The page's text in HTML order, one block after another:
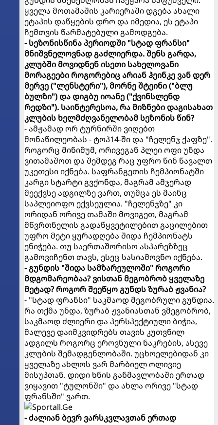
ყველა მოთამაშის კარიერაში დგება ახალი
ეტაპის დაწყების დრო და იმედია, ეს ეტაპი
ჩემთვის წარმატებული გამოდგება.
- სეზონისწინა პერიოდში "სტად ფრანსი"
მნიშვნელოვნად გაძლიერდა. შენს გარდა,
კლუბში მოვიდნენ ისეთი სახელოვანი
მორაგეები როგორებიც არიან ჰეინკე ვან დერ
მერვე ("ლენსტერი"), მორნე შტეინი ("ბლუ
ბულზი") და დიგბუ იოანე ("ქვინსლენდ
რედზი"). საინტერესოა, რა მიზნები დაგისახათ
კლუბის ხელმძღვანელობამ სეზონის წინ?
- ამჟამად ორ ტურნირში ვიღებთ
მონაწილეობას - ტოპ14-ში და "ჩელენჯ ქაფზე".
როგორც მინიმუმ, ორივეგან პლეი ოფი უნდა
ვითამაშოთ და შემდეგ რაც უფრო წინ წავალთ
უკეთესი იქნება. საფრანგეთის ჩემპიონატში
კარგი სტარტი გვქონდა, მაგრამ ამჯერად
მეექვსე ადგილზე ვართ, თუმცა ეს მაინც
საპლეიოფო ექვსეულია. "ჩელენჯზე" კი
ორიდან ორივე თამაში მოვიგეთ, მაგრამ
მწვრთნელის გადაწყვეტილებით გაცილებით
უფრო მეტი ყურადღება შიდა ჩემპიონატს
ენიჭება. თუ საერთაშორისო ასპარეზზეც
გამოვიჩენთ თავს, ესეც სასიამოვნო იქნება.
- გუნდის "შიდა სამზარეულოში" როგორი
მდგომარეობაა? ვისთან მეგობრობ ყველაზე
მეტად? როგორ შეეწყო გუნდს ზურაბ ჟვანია?
- "სტად ფრანსი" საკმაოდ მეგობრული გუნდია.
რა თქმა უნდა, ზურაბ ჟვანიასთან ვმეგობრობ,
საკმაოდ ძლიერი და პერსპექტიული ბიჭია,
მალევე დაიმკვიდრებს თავის კუთვნილ
ადგილს როგორც ეროვნული ნაკრების, ასევე
კლუბის შემადგენლობაში. უცხოელებიდან კი
ყველაზე ახლოს ვარ მარბიელ ოლივიე
მისუპთან. დიდი ხნის განმავლობაში ერთად
ვიყავით "ტულონში" და ახლა ორივე "სტად
ფრანსში" ვართ.
- ძალიან ბევრ ვარსკვლავთან ერთად